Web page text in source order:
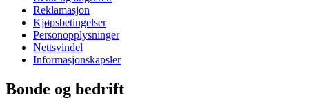
Reklamasjon
Kjøpsbetingelser
Personopplysninger
Nettsvindel
Informasjonskapsler
Bonde og bedrift